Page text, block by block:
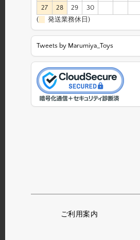
27
28 29
30
(
発送業務休日)
Tweets by Marumiya_Toys
ご利用案内